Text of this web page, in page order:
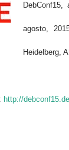
DebConf15,
agosto,
Heidelberg,
http://